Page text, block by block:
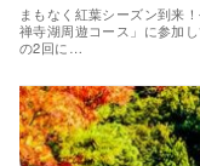
まもなく紅葉シーズン到来
禅寺湖周遊コース」に参加
の2回に…